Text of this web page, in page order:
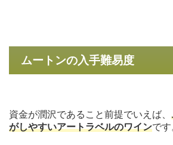
ムートンの入手難易度
資金が潤沢であること前提でいえば、
がしやすいアートラベルのワインです